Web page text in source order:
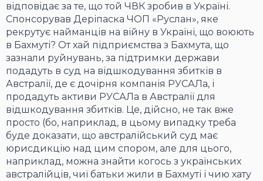
відповідає за те, що той ЧВК зробив в Україні.
Спонсорував Деріпаска ЧОП «Руслан», яке
рекрутує найманців на війну в Україні, що воюють
в Бахмуті? От хай підприємства з Бахмута, що
зазнали руйнувань, за підтримки держави
подадуть в суд на відшкодування збитків в
Австралії, де є дочірня компанія РУСАЛа, і
продадуть активи РУСАЛа в Австралії для
відшкодування збитків. Це, дійсно, не так вже
просто (бо, наприклад, в цьому випадку треба
буде доказати, що австралійський суд має
юрисдикцію над цим спором, але для цього,
наприклад, можна знайти когось з українських
австралійців, чиї батьки жили в Бахмуті і чию хату